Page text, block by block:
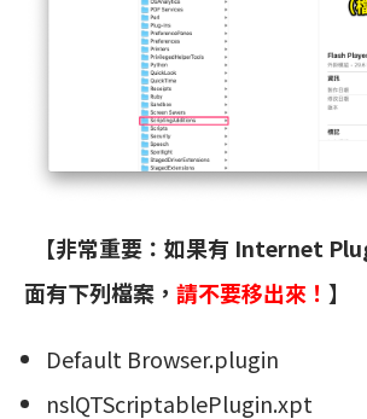
【非常重要：如果有 Internet
面有下列檔案， 請不要移出來！ 】
Default Browser.plugin
nslQTScriptablePlugin.xpt